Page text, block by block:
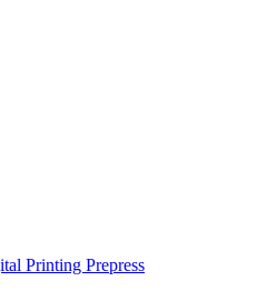
Printing Prepress